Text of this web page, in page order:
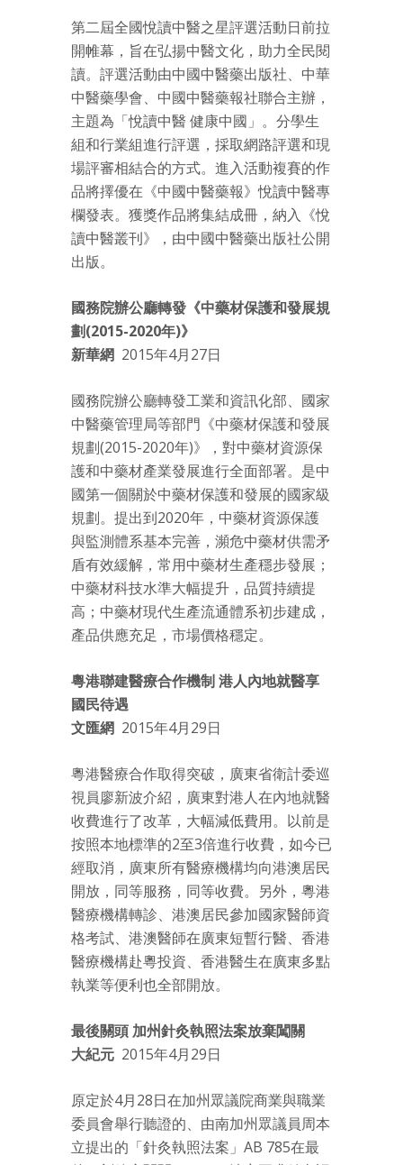
第二屆全國悅讀中醫之星評選活動日前拉
開帷幕，旨在弘揚中醫文化，助力全民閱
讀。評選活動由中國中醫藥出版社、中華
中醫藥學會、中國中醫藥報社聯合主辦，
主題為「悅讀中醫 健康中國」。分學生
組和行業組進行評選，採取網路評選和現
場評審相結合的方式。進入活動複賽的作
品將擇優在《中國中醫藥報》悅讀中醫專
欄發表。獲獎作品將集結成冊，納入《悅
讀中醫叢刊》，由中國中醫藥出版社公開
出版。
國務院辦公廳轉發《中藥材保護和發展規
劃(2015-2020年)》
新華網 2015年4月27日
國務院辦公廳轉發工業和資訊化部、國家
中醫藥管理局等部門《中藥材保護和發展
規劃(2015-2020年)》，對中藥材資源保
護和中藥材產業發展進行全面部署。是中
國第一個關於中藥材保護和發展的國家級
規劃。提出到2020年，中藥材資源保護
與監測體系基本完善，瀕危中藥材供需矛
盾有效緩解，常用中藥材生產穩步發展；
中藥材科技水準大幅提升，品質持續提
高；中藥材現代生產流通體系初步建成，
產品供應充足，市場價格穩定。
粵港聯建醫療合作機制 港人內地就醫享
國民待遇
文匯網 2015年4月29日
粵港醫療合作取得突破，廣東省衛計委巡
視員廖新波介紹，廣東對港人在內地就醫
收費進行了改革，大幅減低費用。以前是
按照本地標準的2至3倍進行收費，如今已
經取消，廣東所有醫療機構均向港澳居民
開放，同等服務，同等收費。另外，粵港
醫療機構轉診、港澳居民參加國家醫師資
格考試、港澳醫師在廣東短暫行醫、香港
醫療機構赴粵投資、香港醫生在廣東多點
執業等便利也全部開放。
最後關頭 加州針灸執照法案放棄闖關
大紀元 2015年4月29日
原定於4月28日在加州眾議院商業與職業
委員會舉行聽證的、由南加州眾議員周本
立提出的「針灸執照法案」AB 785在最